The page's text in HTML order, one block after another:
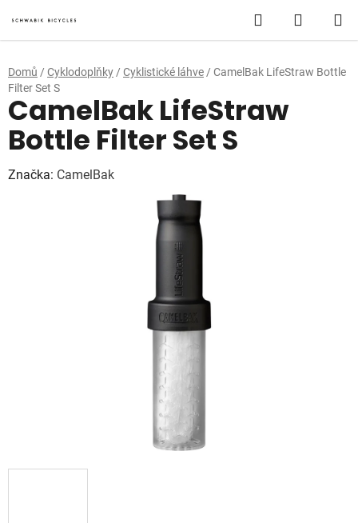
na
obsah
Hledat
KOŠÍK
Domů / Cyklodoplňky / Cyklistické láhve / CamelBak LifeStraw Bottle
Filter Set S
CamelBak LifeStraw
Bottle Filter Set S
Značka: CamelBak